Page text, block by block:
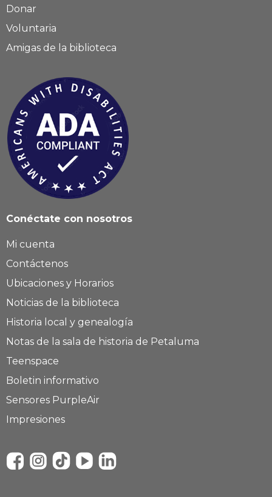
Donar
Voluntaria
Amigas de la biblioteca
Conéctate con nosotros
Mi cuenta
Contáctenos
Ubicaciones y Horarios
Noticias de la biblioteca
Historia local y genealogía
Notas de la sala de historia de Petaluma
Teenspace
Boletin informativo
Sensores PurpleAir
Impresiones